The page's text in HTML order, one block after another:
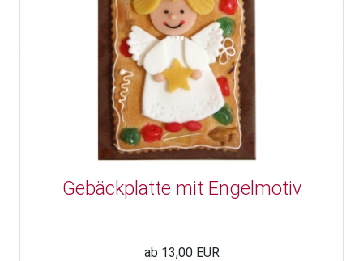
Gebäckplatte mit Engelmotiv
ab 13,00 EUR